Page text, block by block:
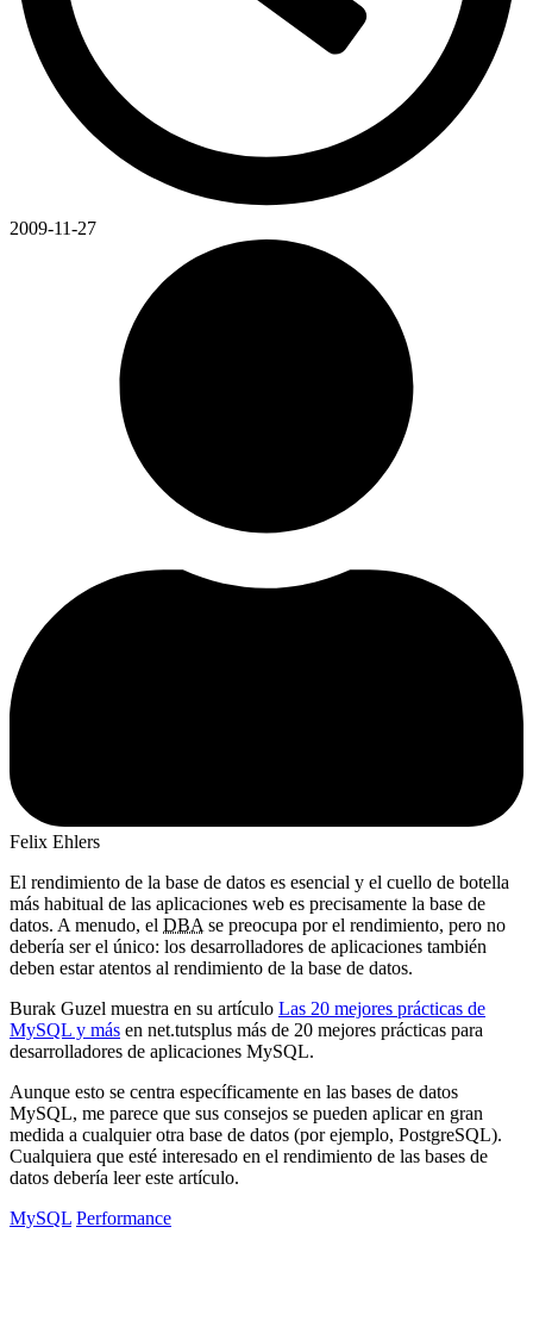
2009-11-27
Felix Ehlers
El rendimiento de la base de datos es esencial y el cuello de botella
más habitual de las aplicaciones web es precisamente la base de
datos. A menudo, el DBA se preocupa por el rendimiento, pero no
debería ser el único: los desarrolladores de aplicaciones también
deben estar atentos al rendimiento de la base de datos.
Burak Guzel muestra en su artículo Las 20 mejores prácticas de
MySQL y más en net.tutsplus más de 20 mejores prácticas para
desarrolladores de aplicaciones MySQL.
Aunque esto se centra específicamente en las bases de datos
MySQL, me parece que sus consejos se pueden aplicar en gran
medida a cualquier otra base de datos (por ejemplo, PostgreSQL).
Cualquiera que esté interesado en el rendimiento de las bases de
datos debería leer este artículo.
MySQL Performance